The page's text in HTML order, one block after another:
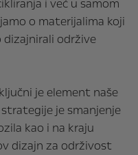
i već u samom
o materijalima koji
dizajnirali održive
je element naše
je smanjenje
kao i na kraju
dizajn za održivost